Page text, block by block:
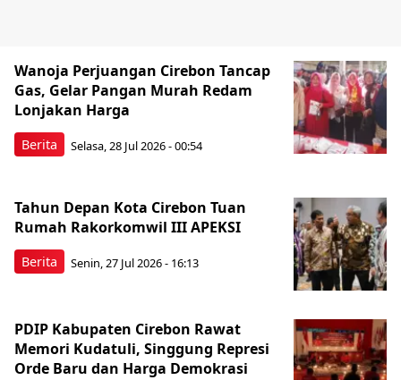
Berita
Wanoja Perjuangan Cirebon Tancap
Gas, Gelar Pangan Murah Redam
Lonjakan Harga
Selasa, 28 Jul 2026 - 00:54
Berita
Tahun Depan Kota Cirebon Tuan
Rumah Rakorkomwil III APEKSI
Senin, 27 Jul 2026 - 16:13
PDIP Kabupaten Cirebon Rawat
Memori Kudatuli, Singgung Represi
Orde Baru dan Harga Demokrasi